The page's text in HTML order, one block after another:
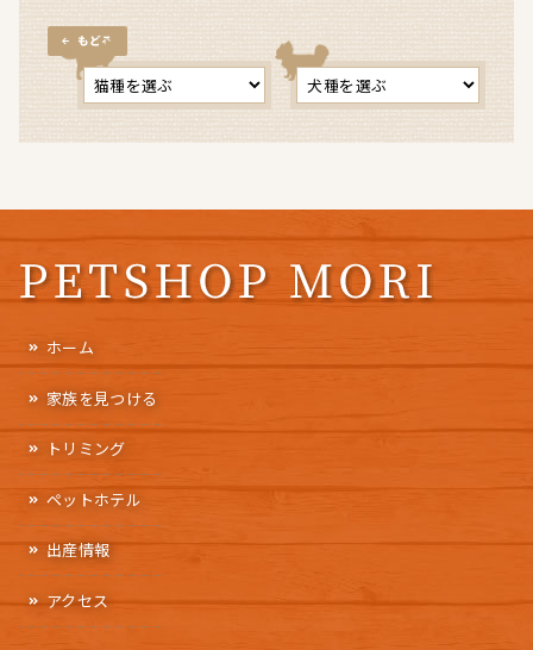
もどる
ホーム
家族を見つける
トリミング
ペットホテル
出産情報
アクセス